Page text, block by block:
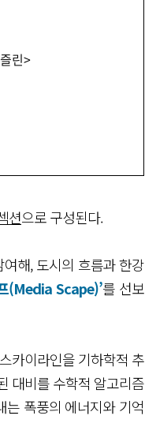
린>
션으로 구성된다.
해, 도시의 흐름과 한강
(Media Scape)’를 선보
카이라인을 기하학적 추
대비를 수학적 알고리즘
폭풍의 에너지와 기억